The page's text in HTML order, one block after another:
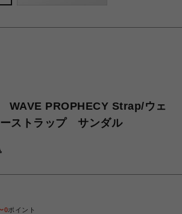
PROPHECY Strap/ウェ
ストラップ サンダル
0ポイント